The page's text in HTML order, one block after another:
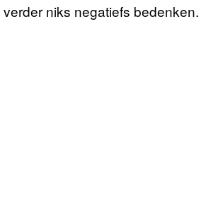
niks negatiefs bedenken.